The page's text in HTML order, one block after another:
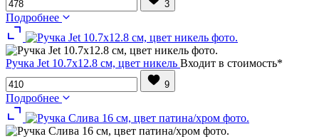
3
Подробнее
Ручка Jet 10.7х12.8 см, цвет никель Входит в стоимость*
9
Подробнее